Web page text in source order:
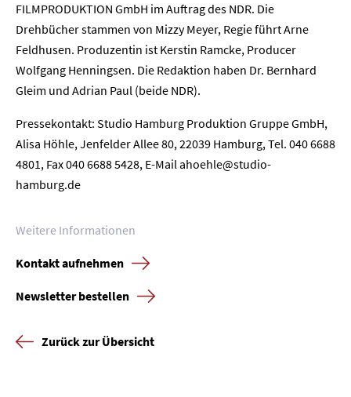
FILMPRODUKTION GmbH im Auftrag des NDR. Die
Drehbücher stammen von Mizzy Meyer, Regie führt Arne
Feldhusen. Produzentin ist Kerstin Ramcke, Producer
Wolfgang Henningsen. Die Redaktion haben Dr. Bernhard
Gleim und Adrian Paul (beide NDR).
Pressekontakt: Studio Hamburg Produktion Gruppe GmbH,
Alisa Höhle, Jenfelder Allee 80, 22039 Hamburg, Tel. 040 6688
4801, Fax 040 6688 5428, E-Mail ahoehle@studio-
hamburg.de
Weitere Informationen
Kontakt aufnehmen
Newsletter bestellen
Zurück zur Übersicht
Home
Unternehmen
Presse
Karriere
Kontakt